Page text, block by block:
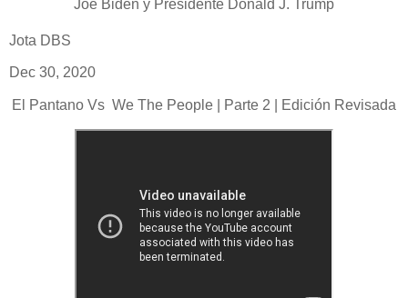
Joe Biden y Presidente Donald J. Trump
Jota DBS
Dec 30, 2020
El Pantano Vs We The People | Parte 2 | Edición Revisada